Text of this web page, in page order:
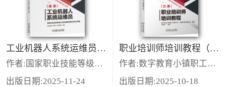
工业机器人系统运维员（高级）
作者:国家职业技能等级认定培训教材编审委员会
出版日期:2025-11-24
职业培训师培训教程（三级）
作者:数字教育小镇职工培训中心 福建省培训师协会
出版日期:2025-10-18